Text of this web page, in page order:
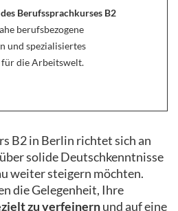
Berufssprachkurses B2
berufsbezogene
und spezialisiertes
für die Arbeitswelt.
B2 in Berlin richtet sich an
solide Deutschkenntnisse
weiter steigern möchten.
die Gelegenheit, Ihre
zu verfeinernund auf eine